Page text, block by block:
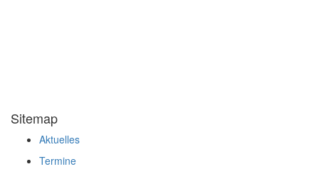
Sitemap
Aktuelles
Termine